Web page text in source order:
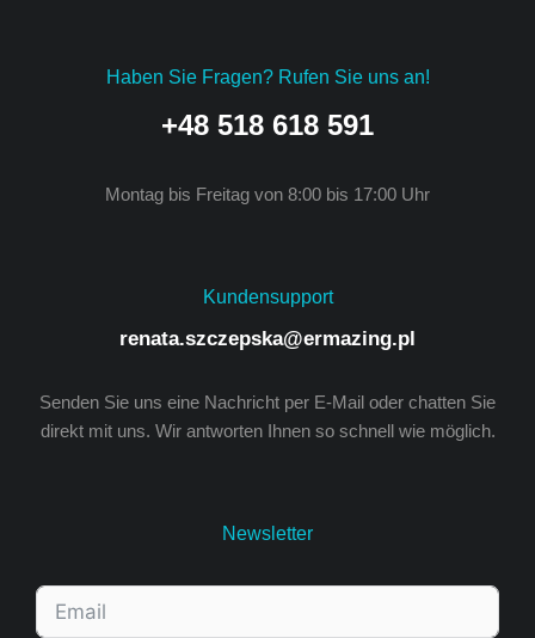
Haben Sie Fragen? Rufen Sie uns an!
+48 518 618 591
Montag bis Freitag von 8:00 bis 17:00 Uhr
Kundensupport
renata.szczepska@ermazing.pl
Senden Sie uns eine Nachricht per E-Mail oder chatten Sie
direkt mit uns. Wir antworten Ihnen so schnell wie möglich.
Newsletter